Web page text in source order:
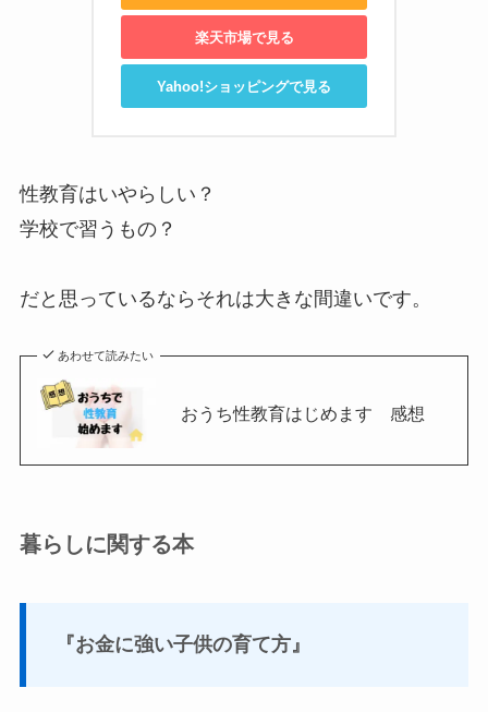
楽天市場で見る
Yahoo!ショッピングで見る
性教育はいやらしい？
学校で習うもの？
だと思っているならそれは大きな間違いです。
あわせて読みたい
おうち性教育はじめます 感想
暮らしに関する本
『お金に強い子供の育て方』